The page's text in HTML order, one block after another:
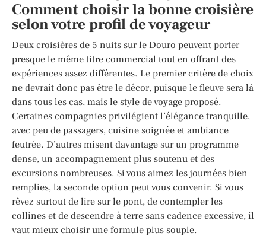
Comment choisir la bonne croisière
selon votre profil de voyageur
Deux croisières de 5 nuits sur le Douro peuvent porter
presque le même titre commercial tout en offrant des
expériences assez différentes. Le premier critère de choix
ne devrait donc pas être le décor, puisque le fleuve sera là
dans tous les cas, mais le style de voyage proposé.
Certaines compagnies privilégient l’élégance tranquille,
avec peu de passagers, cuisine soignée et ambiance
feutrée. D’autres misent davantage sur un programme
dense, un accompagnement plus soutenu et des
excursions nombreuses. Si vous aimez les journées bien
remplies, la seconde option peut vous convenir. Si vous
rêvez surtout de lire sur le pont, de contempler les
collines et de descendre à terre sans cadence excessive, il
vaut mieux choisir une formule plus souple.